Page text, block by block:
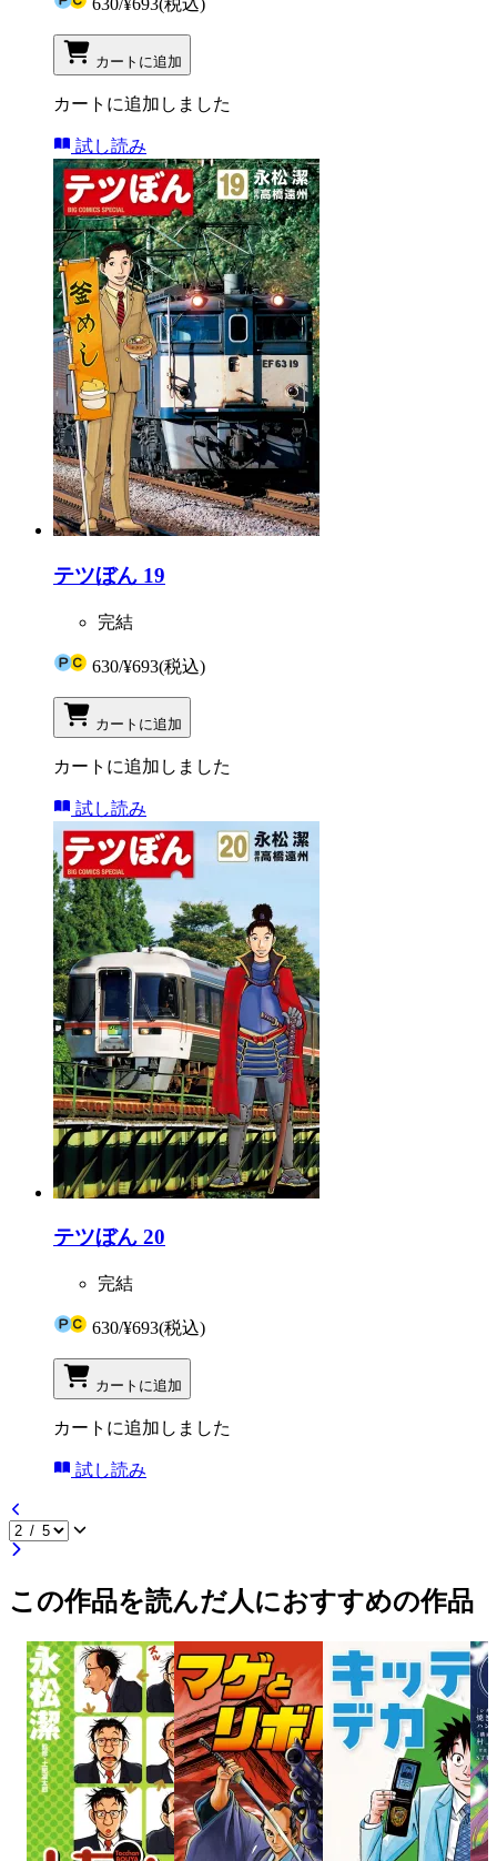
630/¥693(税込)
カートに追加
カートに追加しました
試し読み
テツぼん 19
完結
630/¥693(税込)
カートに追加
カートに追加しました
試し読み
テツぼん 20
完結
630/¥693(税込)
カートに追加
カートに追加しました
試し読み
この作品を読んだ人におすすめの作品